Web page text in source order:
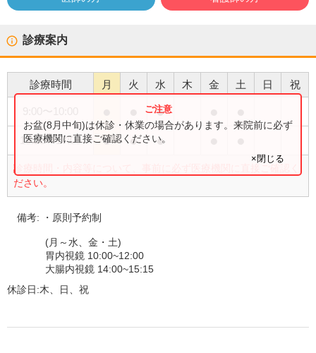
診療案内
診療時間 月 火 水 木 金 土 日 祝
●
15:15〜17:00 ● ● ●
診療時間・内容等について、事前に必ず医療機関に直接ご確認く
ださい。
お盆(8月中旬)は休診・休業の場合があります。来院前に必ず
医療機関に直接ご確認ください。
×閉じる
備考: ・原則予約制
(月～水、金・土)
胃内視鏡 10:00~12:00
大腸内視鏡 14:00~15:15
休診日:木、日、祝